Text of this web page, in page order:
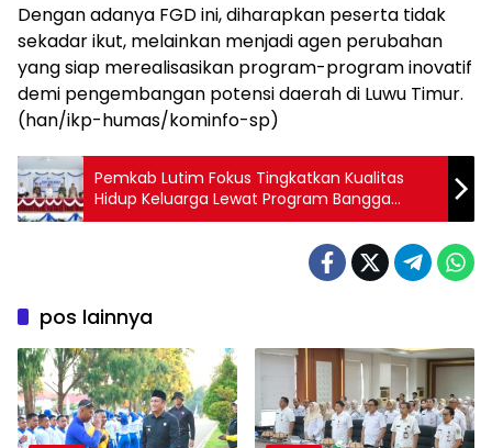
Dengan adanya FGD ini, diharapkan peserta tidak
sekadar ikut, melainkan menjadi agen perubahan
yang siap merealisasikan program-program inovatif
demi pengembangan potensi daerah di Luwu Timur.
(han/ikp-humas/kominfo-sp)
Pemkab Lutim Fokus Tingkatkan Kualitas
Hidup Keluarga Lewat Program Bangga
Kencana
pos lainnya